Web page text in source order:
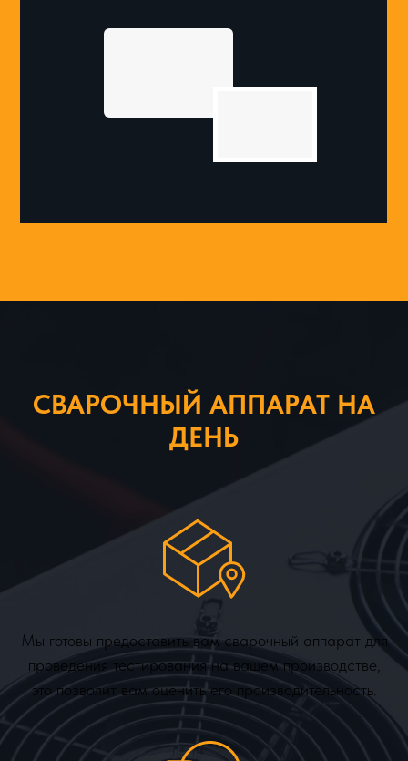
СВАРОЧНЫЙ АППАРАТ НА
ДЕНЬ
Мы готовы предоставить вам сварочный аппарат для
проведения тестирования на вашем производстве,
это позволит вам оценить его производительность.